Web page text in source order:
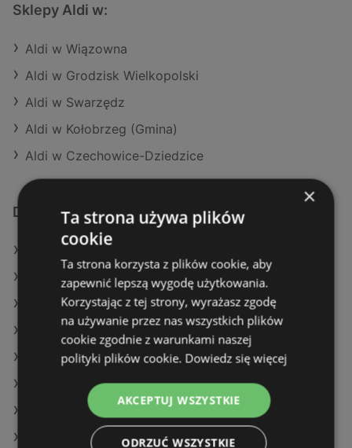
Sklepy Aldi w:
Aldi w Wiązowna
Aldi w Grodzisk Wielkopolski
Aldi w Swarzędz
Aldi w Kołobrzeg (Gmina)
Aldi w Czechowice-Dziedzice
Dodatkowe łącza
Oferty Action
Oferty Auchan
Aktualne gazetki Kaufland
Aktualne gazetki Biedronka
Aktualne gazetki Auchan
Aktualne gazetki Selgros
Aktualne gazetki Delikatesy Centrum
×
Ta strona używa plików
cookie
Ta strona korzysta z plików cookie, aby
zapewnić lepszą wygodę użytkowania.
Korzystając z tej strony, wyrażasz zgodę
na używanie przez nas wszystkich plików
cookie zgodnie z warunkami naszej
polityki plików cookie. Dowiedz się więcej
AKCEPTUJ WSZYSTKIE
ODRZUĆ WSZYSTKIE